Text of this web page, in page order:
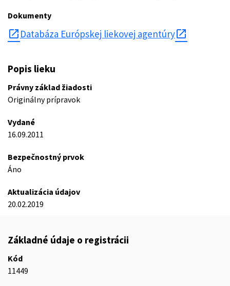
Dokumenty
open_in_new Databáza Európskej liekovej agentúry
Popis lieku
Právny základ žiadosti
Originálny prípravok
Vydané
16.09.2011
Bezpečnostný prvok
Áno
Aktualizácia údajov
20.02.2019
Základné údaje o registrácii
Kód
11449